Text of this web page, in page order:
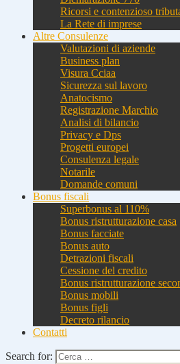
Ricorsi e contenzioso
La Rete di imprese
Altre Consulenze
Valutazioni di aziende
Business plan
Visura Cciaa
Sicurezza sul lavoro
Anatocismo
Registrazione Marchio
Analisi di bilancio
Privacy e Dps
Progetti europei
Consulenza legale
Notarile
Domande comuni
Bonus fiscali
Superbonus al 110%
Bonus ristrutturazione casa
Bonus facciate
Bonus auto
Detrazioni fiscali
Cessione del credito
Bonus ristrutturazione
Bonus mobili
Bonus figli
Decreto rilancio
Contatti
Search for: